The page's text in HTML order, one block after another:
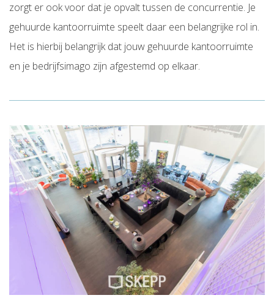
zorgt er ook voor dat je opvalt tussen de concurrentie. Je
gehuurde kantoorruimte speelt daar een belangrijke rol in.
Het is hierbij belangrijk dat jouw gehuurde kantoorruimte
en je bedrijfsimago zijn afgestemd op elkaar.